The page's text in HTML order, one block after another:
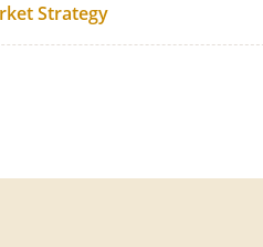
Strategy